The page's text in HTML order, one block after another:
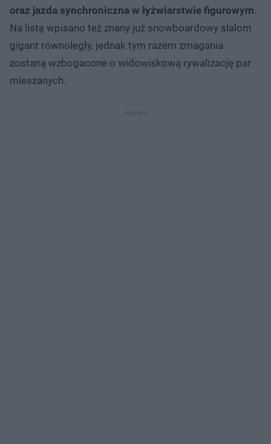
oraz jazda synchroniczna w łyżwiarstwie figurowym.
Na listę wpisano też znany już snowboardowy slalom
gigant równoległy, jednak tym razem zmagania
zostaną wzbogacone o widowiskową rywalizację par
mieszanych.